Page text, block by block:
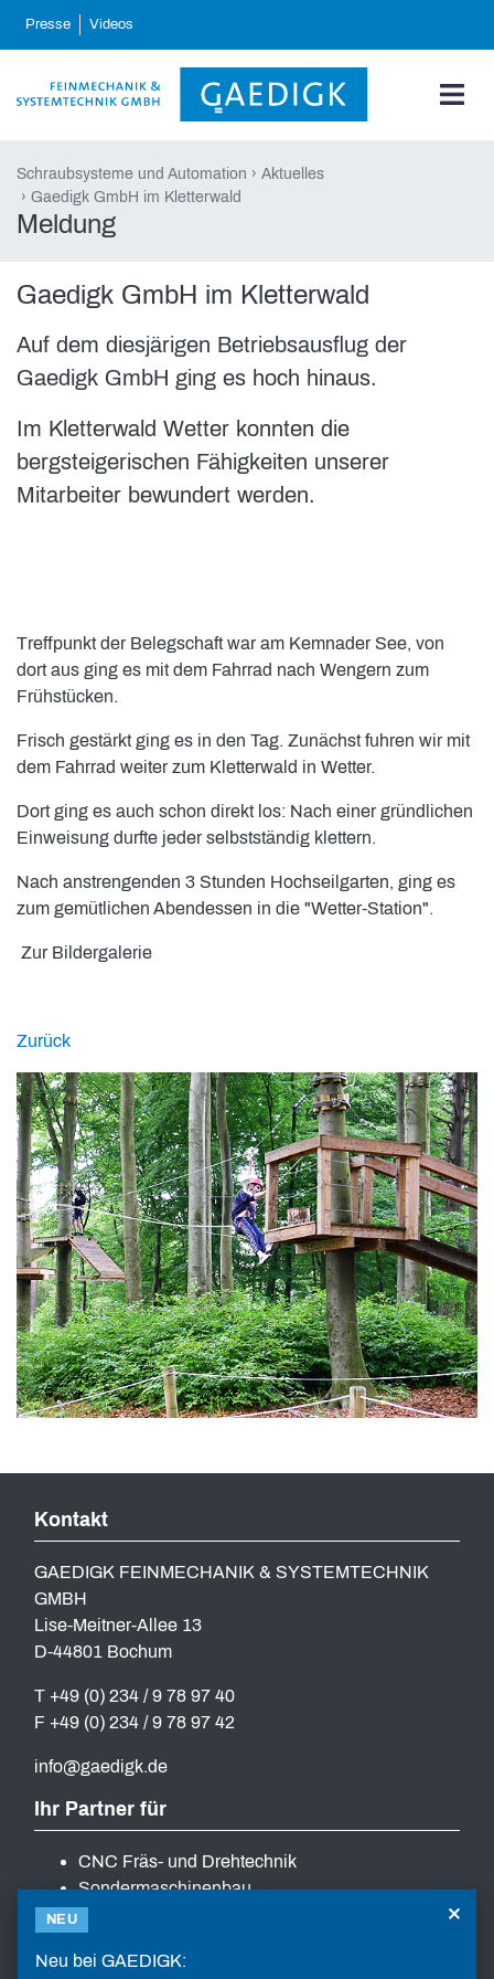
skip_navigation
Presse Videos
Schraubsysteme und Automation
Aktuelles
Gaedigk GmbH im Kletterwald
Meldung
Gaedigk GmbH im Kletterwald
Auf dem diesjärigen Betriebsausflug der
Gaedigk GmbH ging es hoch hinaus.
Im Kletterwald Wetter konnten die
bergsteigerischen Fähigkeiten unserer
Mitarbeiter bewundert werden.
Treffpunkt der Belegschaft war am Kemnader See, von
dort aus ging es mit dem Fahrrad nach Wengern zum
Frühstücken.
Frisch gestärkt ging es in den Tag. Zunächst fuhren wir mit
dem Fahrrad weiter zum Kletterwald in Wetter.
Dort ging es auch schon direkt los: Nach einer gründlichen
Einweisung durfte jeder selbstständig klettern.
Nach anstrengenden 3 Stunden Hochseilgarten, ging es
zum gemütlichen Abendessen in die "Wetter-Station".
Zur Bildergalerie
Zurück
Kontakt
GAEDIGK FEINMECHANIK & SYSTEMTECHNIK
GMBH
Lise-Meitner-Allee 13
D-44801 Bochum
T +49 (0) 234 / 9 78 97 40
F +49 (0) 234 / 9 78 97 42
info gaedigk de
Ihr Partner für
CNC Fräs- und Drehtechnik
Sondermaschinenbau
Service und Ersatzteile
×
NEU
Neu bei GAEDIGK: